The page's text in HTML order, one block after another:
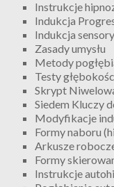
Instrukcje
Indukcja
Indukcja
Zasady umysłu
Metody
Testy
Skrypt
Siedem Kluczy
Modyfikacje
Formy naboru
Arkusze
Formy
Instrukcje